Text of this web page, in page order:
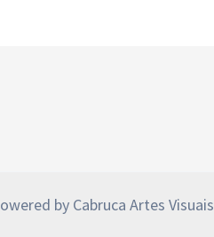
by Cabruca Artes Visuais